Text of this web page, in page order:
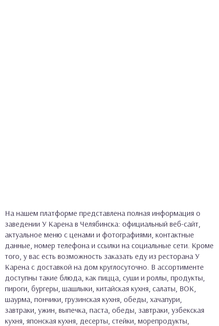
На нашем платформе представлена полная информация о
заведении У Карена в Челябинска: официальный веб-сайт,
актуальное меню с ценами и фотографиями, контактные
данные, номер телефона и ссылки на социальные сети. Кроме
того, у вас есть возможность заказать еду из ресторана У
Карена с доставкой на дом круглосуточно. В ассортименте
доступны такие блюда, как пицца, суши и роллы, продукты,
пироги, бургеры, шашлыки, китайская кухня, салаты, ВОК,
шаурма, пончики, грузинская кухня, обеды, хачапури,
завтраки, ужин, выпечка, паста, обеды, завтраки, узбекская
кухня, японская кухня, десерты, стейки, морепродукты,